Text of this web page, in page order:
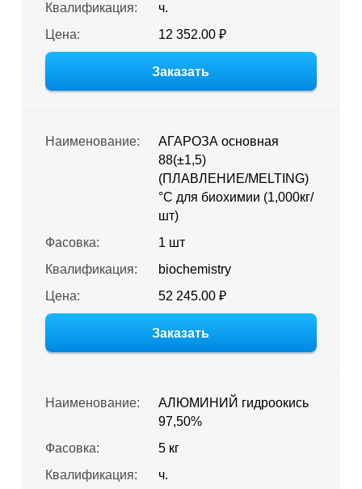
Квалификация:
ч.
Цена:
12 352.00 ₽
Заказать
Наименование:
АГАРОЗА основная
88(±1,5)
(ПЛАВЛЕНИЕ/MELTING)
°C для биохимии (1,000кг/
шт)
Фасовка:
1 шт
Квалификация:
biochemistry
Цена:
52 245.00 ₽
Заказать
Наименование:
АЛЮМИНИЙ гидроокись
97,50%
Фасовка:
5 кг
Квалификация:
ч.